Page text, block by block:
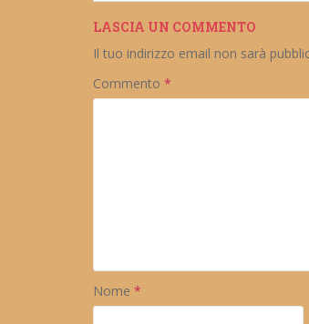
LASCIA UN COMMENTO
Il tuo indirizzo email non sarà
Commento *
Nome *